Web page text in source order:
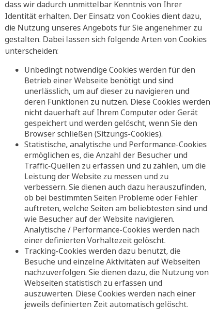
dass wir dadurch unmittelbar Kenntnis von Ihrer
Identität erhalten. Der Einsatz von Cookies dient dazu,
die Nutzung unseres Angebots für Sie angenehmer zu
gestalten. Dabei lassen sich folgende Arten von Cookies
unterscheiden:
Unbedingt notwendige Cookies werden für den
Betrieb einer Webseite benötigt und sind
unerlässlich, um auf dieser zu navigieren und
deren Funktionen zu nutzen. Diese Cookies werden
nicht dauerhaft auf Ihrem Computer oder Gerät
gespeichert und werden gelöscht, wenn Sie den
Browser schließen (Sitzungs-Cookies).
Statistische, analytische und Performance-Cookies
ermöglichen es, die Anzahl der Besucher und
Traffic-Quellen zu erfassen und zu zählen, um die
Leistung der Website zu messen und zu
verbessern. Sie dienen auch dazu herauszufinden,
ob bei bestimmten Seiten Probleme oder Fehler
auftreten, welche Seiten am beliebtesten sind und
wie Besucher auf der Website navigieren.
Analytische / Performance-Cookies werden nach
einer definierten Vorhaltezeit gelöscht.
Tracking-Cookies werden dazu benutzt, die
Besuche und einzelne Aktivitäten auf Webseiten
nachzuverfolgen. Sie dienen dazu, die Nutzung von
Webseiten statistisch zu erfassen und
auszuwerten. Diese Cookies werden nach einer
jeweils definierten Zeit automatisch gelöscht.